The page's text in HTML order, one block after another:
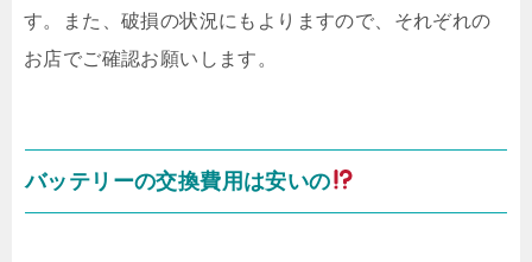
す。また、破損の状況にもよりますので、それぞれの
お店でご確認お願いします。
バッテリーの交換費用は安いの